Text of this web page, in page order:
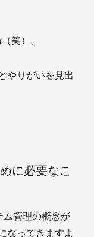
笑）。
やりがいを見出
に必要なこ
ム管理の概念が
なってきますよ